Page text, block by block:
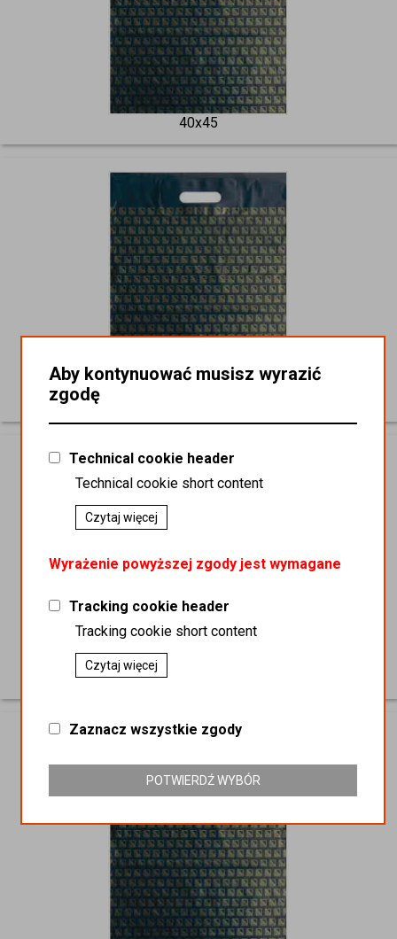
40x45
Reklamówki DKT 32x40
Aby kontynuować musisz wyrazić
zgodę
Technical cookie header
Technical cookie short content
Czytaj więcej
Wyrażenie powyższej zgody jest wymagane
Tracking cookie header
Tracking cookie short content
Czytaj więcej
Zaznacz wszystkie zgody
POTWIERDŹ WYBÓR